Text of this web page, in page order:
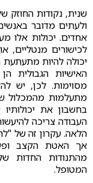
ולעתים מדובר
אחדים. יכולות אלו
לכישורים מנטליים,
יכולה להיות
האישיות הגבולית
מסוימות. לכן, יש
מתעלמות מהמכלול
בחשבון את
העבודה צריכה
הלאה. עקרון זה של
אך האטת הקצב
מהתנודות החדות
המטופל.